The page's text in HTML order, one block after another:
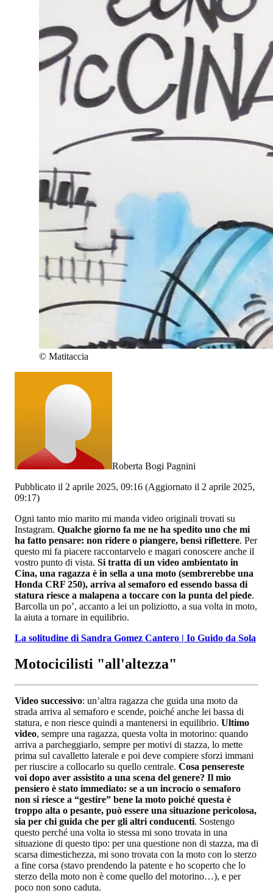
© Matitaccia
Roberta Bogi Pagnini
Pubblicato il 2 aprile 2025, 09:16 (Aggiornato il 2 aprile 2025,
09:17)
Ogni tanto mio marito mi manda video originali trovati su
Instagram. Qualche giorno fa me ne ha spedito uno che mi
ha fatto pensare: non ridere o piangere, bensì riflettere. Per
questo mi fa piacere raccontarvelo e magari conoscere anche il
vostro punto di vista. Si tratta di un video ambientato in
Cina, una ragazza è in sella a una moto (sembrerebbe una
Honda CRF 250), arriva al semaforo ed essendo bassa di
statura riesce a malapena a toccare con la punta del piede.
Barcolla un po’, accanto a lei un poliziotto, a sua volta in moto,
la aiuta a tornare in equilibrio.
La solitudine di Sandra Gomez Cantero | Io Guido da Sola
Motocicilisti "all'altezza"
Video successivo: un’altra ragazza che guida una moto da
strada arriva al semaforo e scende, poiché anche lei bassa di
statura, e non riesce quindi a mantenersi in equilibrio. Ultimo
video, sempre una ragazza, questa volta in motorino: quando
arriva a parcheggiarlo, sempre per motivi di stazza, lo mette
prima sul cavalletto laterale e poi deve compiere sforzi immani
per riuscire a collocarlo su quello centrale. Cosa pensereste
voi dopo aver assistito a una scena del genere? Il mio
pensiero è stato immediato: se a un incrocio o semaforo
non si riesce a “gestire” bene la moto poiché questa è
troppo alta o pesante, può essere una situazione pericolosa,
sia per chi guida che per gli altri conducenti. Sostengo
questo perché una volta io stessa mi sono trovata in una
situazione di questo tipo: per una questione non di stazza, ma di
scarsa dimestichezza, mi sono trovata con la moto con lo sterzo
a fine corsa (stavo prendendo la patente e ho scoperto che lo
sterzo della moto non è come quello del motorino…), e per
poco non sono caduta.